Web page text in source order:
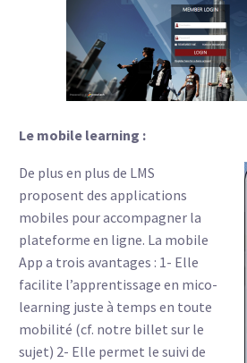
Le mobile learning :
De plus en plus de LMS
proposent des applications
mobiles pour accompagner la
plateforme en ligne. La mobile
App a trois avantages : 1- Elle
facilite l’apprentissage en mico-
learning juste à temps en toute
mobilité (cf. notre billet sur le
sujet) 2- Elle permet le suivi de